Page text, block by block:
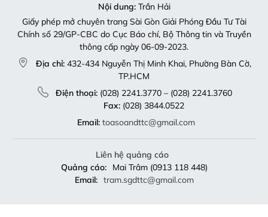
Nội dung:Trần Hải
Giấy phép mở chuyên trang Sài Gòn Giải Phóng Đầu Tư Tài
Chính số 29/GP-CBC do Cục Báo chí, Bộ Thông tin và Truyền
thông cấp ngày 06-09-2023.
Địa chỉ: 432-434 Nguyễn Thị Minh Khai, Phường Bàn Cờ,
TP.HCM
Điện thoại:(028) 2241.3770 – (028) 2241.3760
Fax:(028) 3844.0522
Email: toasoandttc@gmail.com
Liên hệ quảng cáo
Quảng cáo:
Mai Trâm (0913 118 448)
Email: tram.sgdttc@gmail.com